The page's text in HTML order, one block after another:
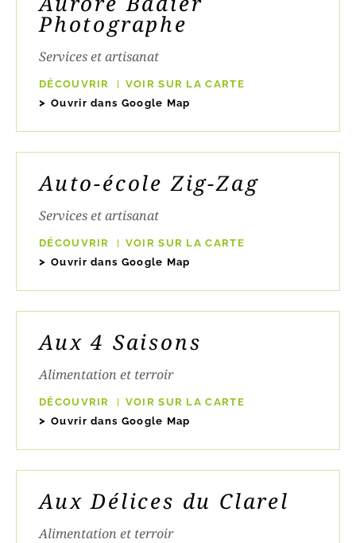
Photographe
Services et artisanat
DÉCOUVRIR
VOIR SUR LA CARTE
Ouvrir dans Google Map
Auto-école Zig-Zag
Services et artisanat
DÉCOUVRIR
VOIR SUR LA CARTE
Ouvrir dans Google Map
Aux 4 Saisons
Alimentation et terroir
DÉCOUVRIR
VOIR SUR LA CARTE
Ouvrir dans Google Map
Aux Délices du Clarel
Alimentation et terroir